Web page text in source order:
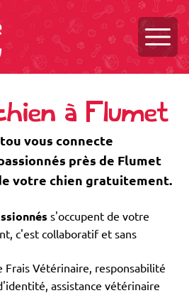
à Flumet
vous connecte
près de Flumet
votre chien gratuitement.
s'occupent de votre
c'est collaboratif et sans
Frais Vétérinaire, responsabilité
assistance vétérinaire